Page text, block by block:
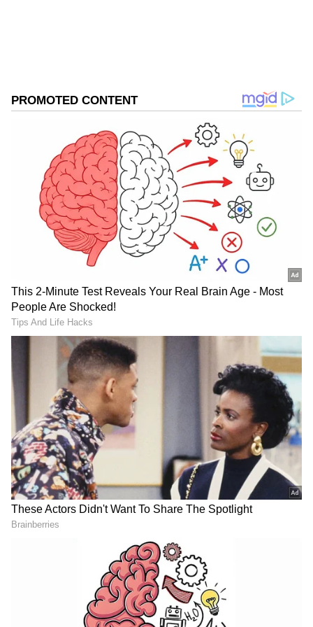
"மேலும் சரிவு ஏற்படுவதற்கான வலுவான
வாய்ப்புகள் உள்ளன, அதன்படி குழாய்
தள்ளும் செயல்பாடு நிறுத்தப்பட்டுள்ளது"
DOWNLOAD APP
RECOMMENDED STORIES